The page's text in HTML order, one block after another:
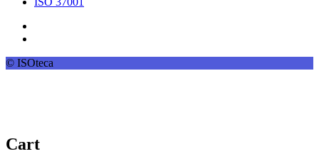
© ISOteca
Cart